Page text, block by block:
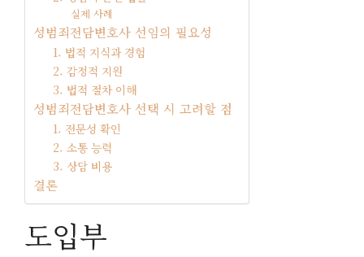
실제 사례
성범죄전담변호사 선임의 필요성
1. 법적 지식과 경험
2. 감정적 지원
3. 법적 절차 이해
성범죄전담변호사 선택 시 고려할 점
1. 전문성 확인
2. 소통 능력
3. 상담 비용
결론
도입부